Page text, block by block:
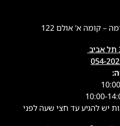
– קומה א' אולם 122
054-
יש להגיע עד חצי שעה לפני